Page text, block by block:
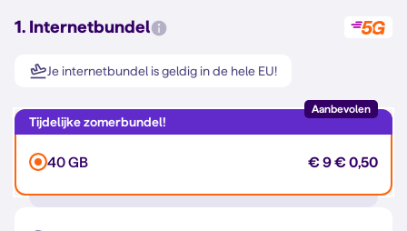
1. Internetbundel
Je internetbundel is geldig in de hele EU!
Aanbevolen
40 GB € 9€ 0,50